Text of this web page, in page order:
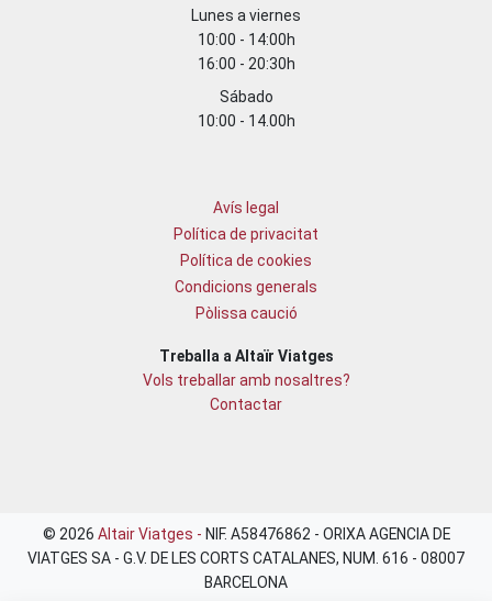
Lunes a viernes
10:00 - 14:00h
16:00 - 20:30h
Sábado
10:00 - 14.00h
Avís legal
Política de privacitat
Política de cookies
Condicions generals
Pòlissa caució
Treballa a Altaïr Viatges
Vols treballar amb nosaltres?
Contactar
© 2026 Altair Viatges - NIF. A58476862 - ORIXA AGENCIA DE
VIATGES SA - G.V. DE LES CORTS CATALANES, NUM. 616 - 08007
BARCELONA